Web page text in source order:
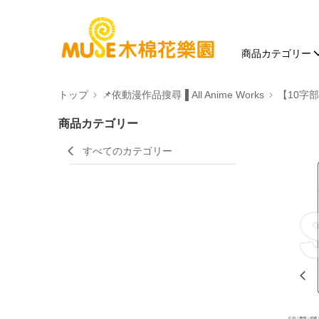
商品カテゴリー
トップ 📌依動漫作品搜尋▐ All Anime Works 【10字
商品カテゴリー
すべてのカテゴリー